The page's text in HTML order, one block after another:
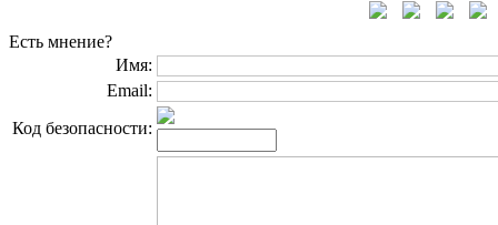
Есть мнение?
Имя:
Email:
Код безопасности: